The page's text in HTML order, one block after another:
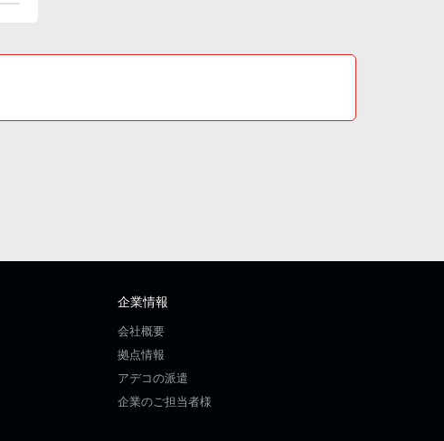
企業情報
会社概要
拠点情報
アデコの派遣
企業のご担当者様